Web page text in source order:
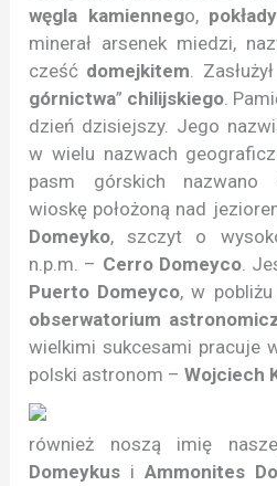
węgla kamiennego,
minerał arsenek miedzi,
cześć domejkitem .
górnictwa” chilijskiego .
dzień dzisiejszy. Jego
w wielu nazwach
pasm górskich nazwano
wioskę położoną nad
Domeyko, szczyt o
n.p.m. – Cerro Domeyco.
Puerto Domeyco, w pobliżu
obserwatorium
wielkimi sukcesami pracuje
polski astronom –Wojciech
również noszą imię
Domeykus i Ammonites